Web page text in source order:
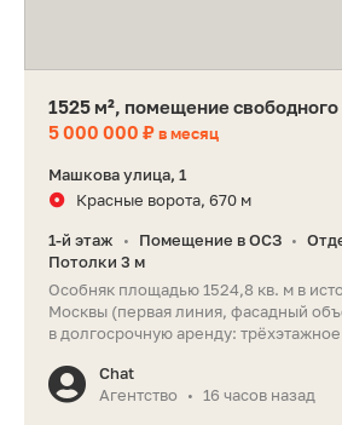
1525 м², помещение свободного
5 000 000 ₽в месяц
Машкова улица, 1
Красные ворота, 670 м
1-й этаж • Помещение в ОСЗ •
Потолки 3 м
Особняк площадью 1524,8 кв. м в
Москвы (первая линия, фасадный
в долгосрочную аренду:
Chat
Агентство
• 16 часов назад